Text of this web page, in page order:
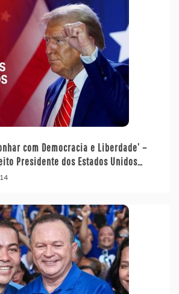
com Democracia e Liberdade’ –
Presidente dos Estados Unidos…